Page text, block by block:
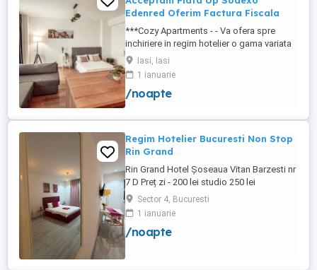
Edenred Oferim Factura Fiscala
***Cozy Apartments - - Va ofera spre
inchiriere in regim hotelier o gama variata
de apartamente si garsoniere situate in
puncte cheie ale orasului doar in
complexe rezidentiale noi: *Zona Palas
Mall - Centru - Complex Lazar Residence;
Residence; *Zona Palas Mall - ...
Iasi, Iasi
1 ianuarie
/noapte
Regim Hotelier Bucuresti Non Stop
Rin Grand
Rin Grand Hotel Șoseaua Vitan Barzesti nr
7 D Preț zi - 200 lei studio 250 lei
apartament
Sector 4, Bucuresti
1 ianuarie
/noapte